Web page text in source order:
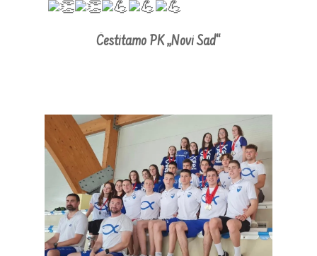
Čestitamo PK „Novi Sad“